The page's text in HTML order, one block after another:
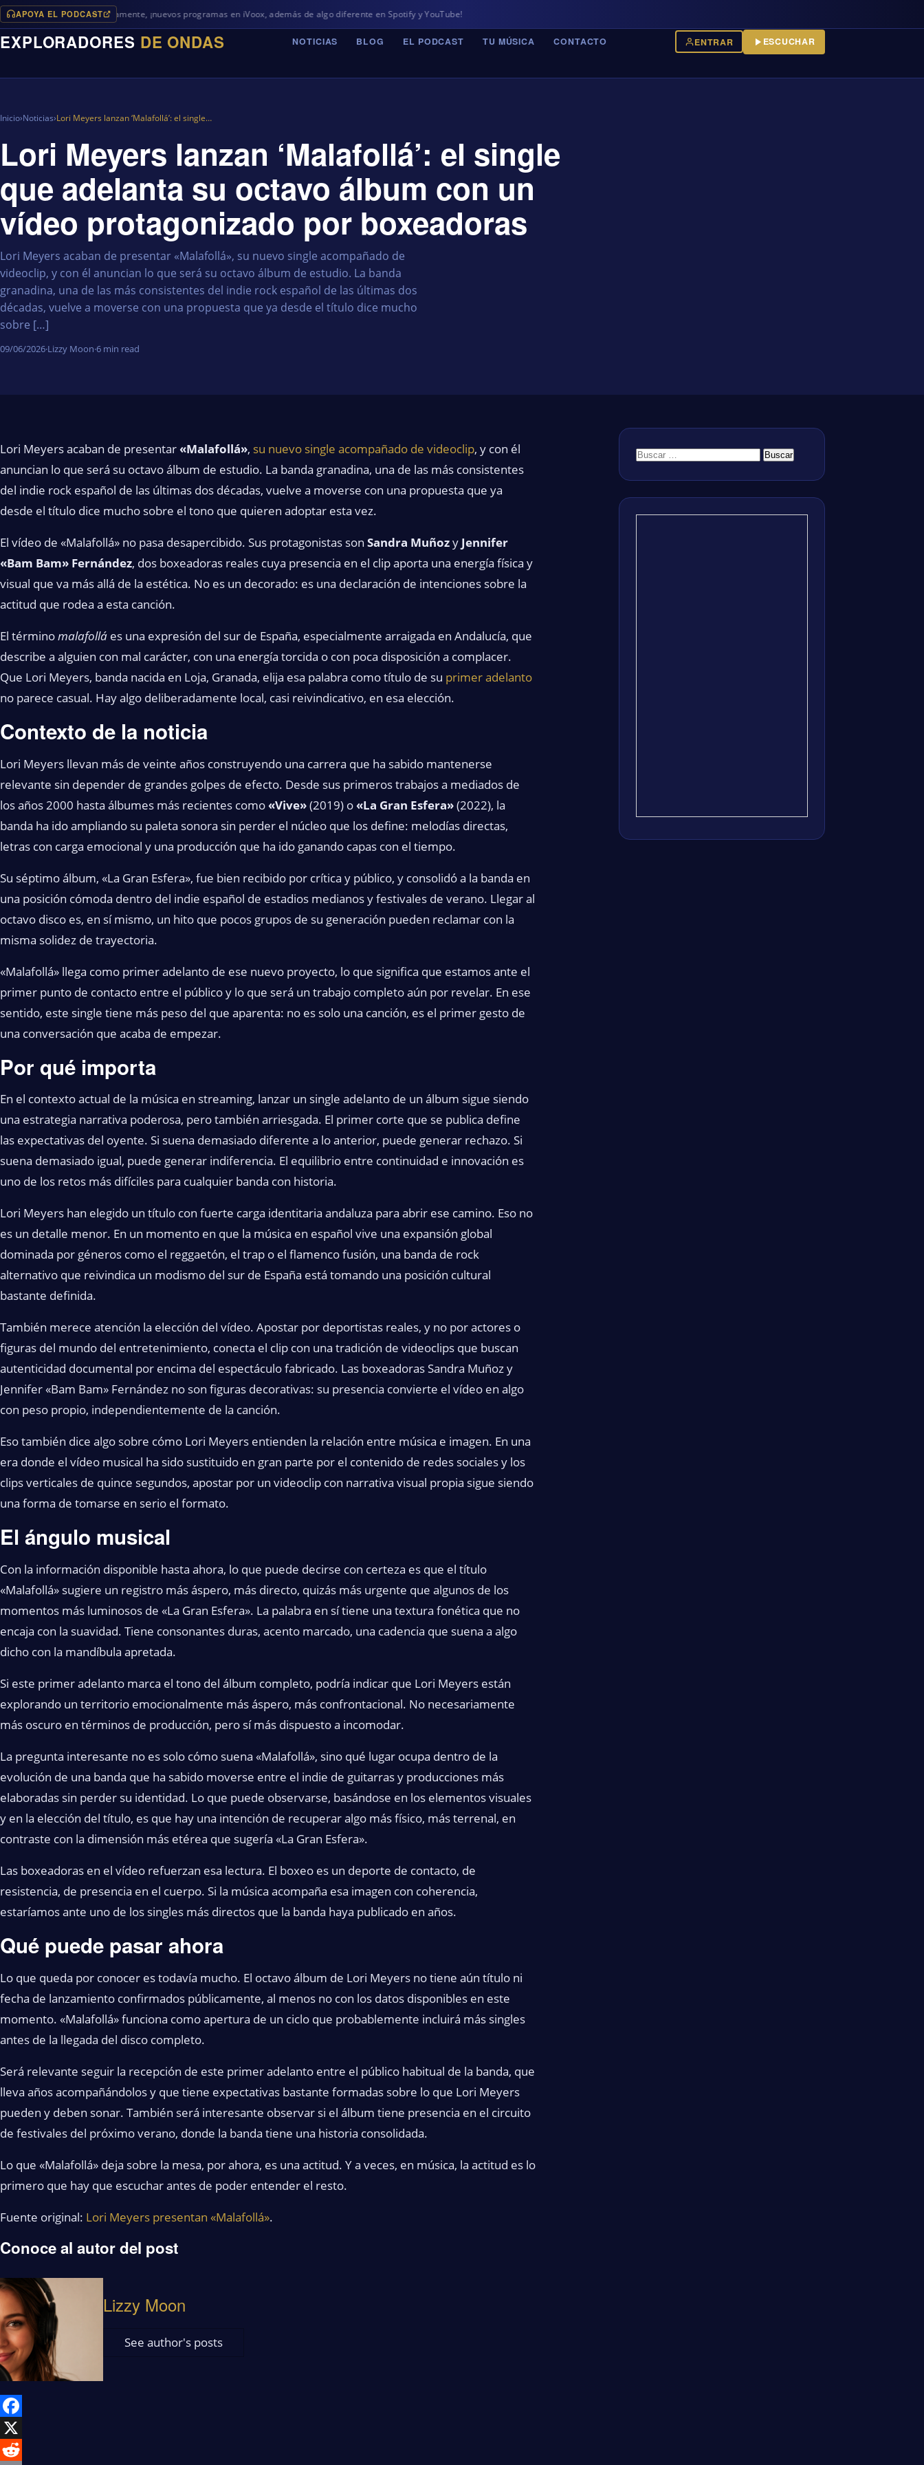
APOYA EL PODCAST
Próximamente, ¡nuevos programas en iVoox, además de algo diferente en Spotify y YouTube!
EXPLORADORES DE ONDAS NOTICIAS BLOG EL PODCAST TU MÚSICA CONTACTO ENTRAR ESCUCHAR
Inicio›Noticias›Lori Meyers lanzan ‘Malafollá’: el single…
Lori Meyers lanzan ‘Malafollá’: el single
que adelanta su octavo álbum con un
vídeo protagonizado por boxeadoras
Lori Meyers acaban de presentar «Malafollá», su nuevo single acompañado de
videoclip, y con él anuncian lo que será su octavo álbum de estudio. La banda
granadina, una de las más consistentes del indie rock español de las últimas dos
décadas, vuelve a moverse con una propuesta que ya desde el título dice mucho
sobre […]
09/06/2026·Lizzy Moon·6 min read
Lori Meyers acaban de presentar «Malafollá», su nuevo single acompañado de videoclip, y con él
anuncian lo que será su octavo álbum de estudio. La banda granadina, una de las más consistentes
del indie rock español de las últimas dos décadas, vuelve a moverse con una propuesta que ya
desde el título dice mucho sobre el tono que quieren adoptar esta vez.
El vídeo de «Malafollá» no pasa desapercibido. Sus protagonistas son Sandra Muñozy Jennifer
«Bam Bam» Fernández, dos boxeadoras reales cuya presencia en el clip aporta una energía física y
visual que va más allá de la estética. No es un decorado: es una declaración de intenciones sobre la
actitud que rodea a esta canción.
El términomalafollá es una expresión del sur de España, especialmente arraigada en Andalucía, que
describe a alguien con mal carácter, con una energía torcida o con poca disposición a complacer.
Que Lori Meyers, banda nacida en Loja, Granada, elija esa palabra como título de su primer adelanto
no parece casual. Hay algo deliberadamente local, casi reivindicativo, en esa elección.
Contexto de la noticia
Lori Meyers llevan más de veinte años construyendo una carrera que ha sabido mantenerse
relevante sin depender de grandes golpes de efecto. Desde sus primeros trabajos a mediados de
los años 2000 hasta álbumes más recientes como «Vive»(2019) o «La Gran Esfera»(2022), la
banda ha ido ampliando su paleta sonora sin perder el núcleo que los define: melodías directas,
letras con carga emocional y una producción que ha ido ganando capas con el tiempo.
Su séptimo álbum, «La Gran Esfera», fue bien recibido por crítica y público, y consolidó a la banda en
una posición cómoda dentro del indie español de estadios medianos y festivales de verano. Llegar al
octavo disco es, en sí mismo, un hito que pocos grupos de su generación pueden reclamar con la
misma solidez de trayectoria.
«Malafollá» llega como primer adelanto de ese nuevo proyecto, lo que significa que estamos ante el
primer punto de contacto entre el público y lo que será un trabajo completo aún por revelar. En ese
sentido, este single tiene más peso del que aparenta: no es solo una canción, es el primer gesto de
una conversación que acaba de empezar.
Por qué importa
En el contexto actual de la música en streaming, lanzar un single adelanto de un álbum sigue siendo
una estrategia narrativa poderosa, pero también arriesgada. El primer corte que se publica define
las expectativas del oyente. Si suena demasiado diferente a lo anterior, puede generar rechazo. Si
suena demasiado igual, puede generar indiferencia. El equilibrio entre continuidad e innovación es
uno de los retos más difíciles para cualquier banda con historia.
Lori Meyers han elegido un título con fuerte carga identitaria andaluza para abrir ese camino. Eso no
es un detalle menor. En un momento en que la música en español vive una expansión global
dominada por géneros como el reggaetón, el trap o el flamenco fusión, una banda de rock
alternativo que reivindica un modismo del sur de España está tomando una posición cultural
bastante definida.
También merece atención la elección del vídeo. Apostar por deportistas reales, y no por actores o
figuras del mundo del entretenimiento, conecta el clip con una tradición de videoclips que buscan
autenticidad documental por encima del espectáculo fabricado. Las boxeadoras Sandra Muñoz y
Jennifer «Bam Bam» Fernández no son figuras decorativas: su presencia convierte el vídeo en algo
con peso propio, independientemente de la canción.
Eso también dice algo sobre cómo Lori Meyers entienden la relación entre música e imagen. En una
era donde el vídeo musical ha sido sustituido en gran parte por el contenido de redes sociales y los
clips verticales de quince segundos, apostar por un videoclip con narrativa visual propia sigue siendo
una forma de tomarse en serio el formato.
El ángulo musical
Con la información disponible hasta ahora, lo que puede decirse con certeza es que el título
«Malafollá» sugiere un registro más áspero, más directo, quizás más urgente que algunos de los
momentos más luminosos de «La Gran Esfera». La palabra en sí tiene una textura fonética que no
encaja con la suavidad. Tiene consonantes duras, acento marcado, una cadencia que suena a algo
dicho con la mandíbula apretada.
Si este primer adelanto marca el tono del álbum completo, podría indicar que Lori Meyers están
explorando un territorio emocionalmente más áspero, más confrontacional. No necesariamente
más oscuro en términos de producción, pero sí más dispuesto a incomodar.
La pregunta interesante no es solo cómo suena «Malafollá», sino qué lugar ocupa dentro de la
evolución de una banda que ha sabido moverse entre el indie de guitarras y producciones más
elaboradas sin perder su identidad. Lo que puede observarse, basándose en los elementos visuales
y en la elección del título, es que hay una intención de recuperar algo más físico, más terrenal, en
contraste con la dimensión más etérea que sugería «La Gran Esfera».
Las boxeadoras en el vídeo refuerzan esa lectura. El boxeo es un deporte de contacto, de
resistencia, de presencia en el cuerpo. Si la música acompaña esa imagen con coherencia,
estaríamos ante uno de los singles más directos que la banda haya publicado en años.
Qué puede pasar ahora
Lo que queda por conocer es todavía mucho. El octavo álbum de Lori Meyers no tiene aún título ni
fecha de lanzamiento confirmados públicamente, al menos no con los datos disponibles en este
momento. «Malafollá» funciona como apertura de un ciclo que probablemente incluirá más singles
antes de la llegada del disco completo.
Será relevante seguir la recepción de este primer adelanto entre el público habitual de la banda, que
lleva años acompañándolos y que tiene expectativas bastante formadas sobre lo que Lori Meyers
pueden y deben sonar. También será interesante observar si el álbum tiene presencia en el circuito
de festivales del próximo verano, donde la banda tiene una historia consolidada.
Lo que «Malafollá» deja sobre la mesa, por ahora, es una actitud. Y a veces, en música, la actitud es lo
primero que hay que escuchar antes de poder entender el resto.
Fuente original: Lori Meyers presentan «Malafollá».
Conoce al autor del post
Lizzy Moon
See author's posts
Facebook
X
Buscar: